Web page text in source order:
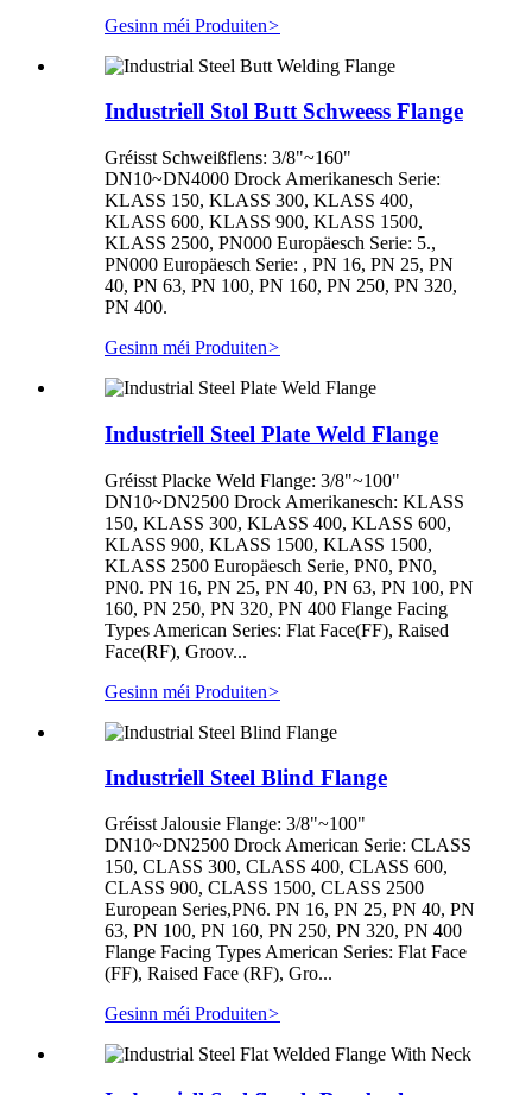
Gesinn méi Produiten>
Industriell Stol Butt Schweess Flange
Gréisst Schweißflens: 3/8"~160"
DN10~DN4000 Drock Amerikanesch Serie:
KLASS 150, KLASS 300, KLASS 400,
KLASS 600, KLASS 900, KLASS 1500,
KLASS 2500, PN000 Europäesch Serie: 5.,
PN000 Europäesch Serie: , PN 16, PN 25, PN
40, PN 63, PN 100, PN 160, PN 250, PN 320,
PN 400.
Gesinn méi Produiten>
Industriell Steel Plate Weld Flange
Gréisst Placke Weld Flange: 3/8"~100"
DN10~DN2500 Drock Amerikanesch: KLASS
150, KLASS 300, KLASS 400, KLASS 600,
KLASS 900, KLASS 1500, KLASS 1500,
KLASS 2500 Europäesch Serie, PN0, PN0,
PN0. PN 16, PN 25, PN 40, PN 63, PN 100, PN
160, PN 250, PN 320, PN 400 Flange Facing
Types American Series: Flat Face(FF), Raised
Face(RF), Groov...
Gesinn méi Produiten>
Industriell Steel Blind Flange
Gréisst Jalousie Flange: 3/8"~100"
DN10~DN2500 Drock American Serie: CLASS
150, CLASS 300, CLASS 400, CLASS 600,
CLASS 900, CLASS 1500, CLASS 2500
European Series,PN6. PN 16, PN 25, PN 40, PN
63, PN 100, PN 160, PN 250, PN 320, PN 400
Flange Facing Types American Series: Flat Face
(FF), Raised Face (RF), Gro...
Gesinn méi Produiten>